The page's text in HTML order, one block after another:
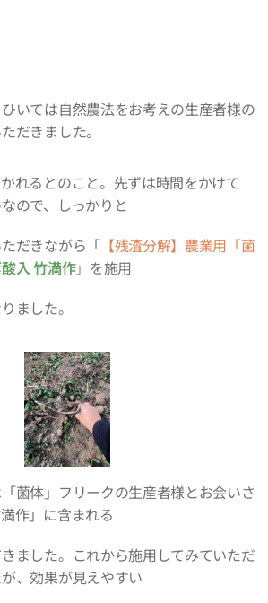
いては自然農法をお考えの生産者様の
だきました。
れるとのこと。先ずは時間をかけて
ので、しっかりと
だきながら「【残渣分解】農業用「菌
入 竹満作」 を施用
ました。
菌体」フリークの生産者様とお会いさ
作」に含まれる
ました。これから施用してみていただ
、効果が見えやすい